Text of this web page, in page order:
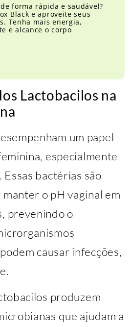
forma rápida e saudável?
Black e aproveite seus
Tenha mais energia,
e alcance o corpo
Lactobacilos na
um papel
especialmente
Essas bactérias são
o pH vaginal em
prevenindo o
causar infecções,
produzem
que ajudam a